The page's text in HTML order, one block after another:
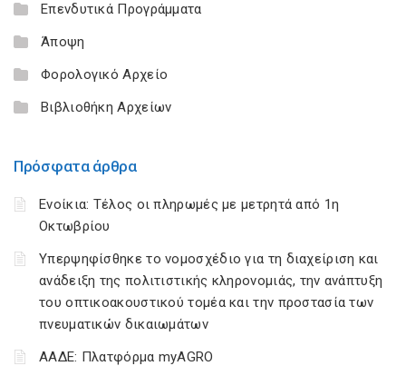
Επενδυτικά Προγράμματα
Άποψη
Φορολογικό Αρχείο
Βιβλιοθήκη Αρχείων
Πρόσφατα άρθρα
Ενοίκια: Τέλος οι πληρωμές με μετρητά από 1η
Οκτωβρίου
Υπερψηφίσθηκε το νομοσχέδιο για τη διαχείριση και
ανάδειξη της πολιτιστικής κληρονομιάς, την ανάπτυξη
του οπτικοακουστικού τομέα και την προστασία των
πνευματικών δικαιωμάτων
ΑΑΔΕ: Πλατφόρμα myAGRO